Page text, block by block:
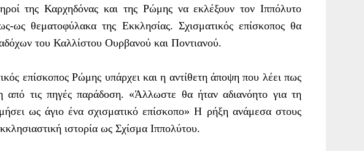
της Καρχηδόνας και της Ρώμης να εκλέξουν τον Ιππόλυτο
ως θεματοφύλακα της Εκκλησίας. Σχισματικός επίσκοπος θα
του Καλλίστου Ουρβανού και Ποντιανού.
επίσκοπος Ρώμης υπάρχει και η αντίθετη άποψη που λέει πως
από τις πηγές παράδοση. «Άλλωστε θα ήταν αδιανόητο για τη
ως άγιο ένα σχισματικό επίσκοπο» Η ρήξη ανάμεσα στους
ιστορία ως Σχίσμα Ιππολύτου.